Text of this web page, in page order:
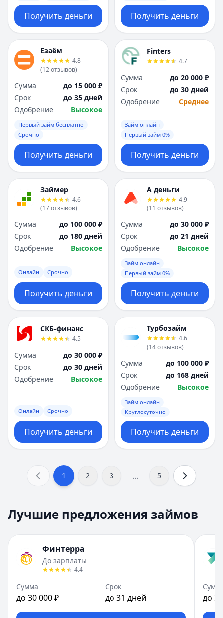
Получить деньги Получить деньги
Езаём
4.8
(12отзывов)
Сумма
до 15 000 ₽
Срок
до 35 дней
Одобрение
Высокое
Первый займ бесплатно
Срочно
Получить деньги
Finters
4.7
Сумма
до 20 000 ₽
Срок
до 30 дней
Одобрение
Среднее
Займ онлайн
Первый займ 0%
Получить деньги
Займер
4.6
(17отзывов)
Сумма
до 100 000 ₽
Срок
до 180 дней
Одобрение
Высокое
Онлайн Срочно
Получить деньги
А деньги
4.9
(11 отзывов)
Сумма
до 30 000 ₽
Срок
до 21 дней
Одобрение
Высокое
Займ онлайн
Первый займ 0%
Получить деньги
СКБ-финанс
4.5
Сумма
до 30 000 ₽
Срок
до 30 дней
Одобрение
Высокое
Онлайн Срочно
Получить деньги
Турбозайм
4.6
(14отзывов)
Сумма
до 100 000 ₽
Срок
до 168 дней
Одобрение
Высокое
Займ онлайн
Круглосуточно
Получить деньги
1 2 3 ... 5
Лучшие предложения займов
Финтерра
До зарплаты
4.4
Сумма
до 30 000 ₽
Срок
до 31 дней до